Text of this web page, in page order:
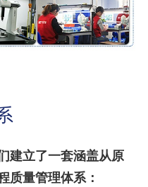
建立了一套涵盖从原
质量管理体系：